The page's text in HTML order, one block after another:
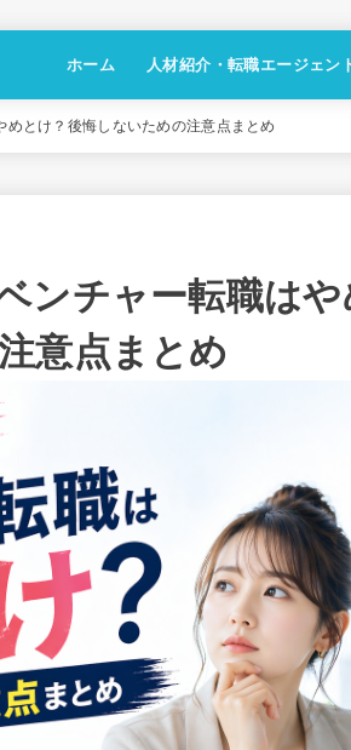
ホーム 人材紹介・転職エージェン
とけ？後悔しないための注意点まとめ
ンチャー転職はや
意点まとめ